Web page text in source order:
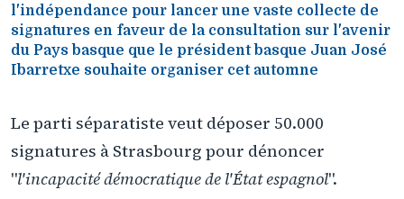
l'indépendance pour lancer une vaste collecte de
signatures en faveur de la consultation sur l'avenir
du Pays basque que le président basque Juan José
Ibarretxe souhaite organiser cet automne
Le parti séparatiste veut déposer 50.000
signatures à Strasbourg pour dénoncer
"l'incapacité démocratique de l'État espagnol".